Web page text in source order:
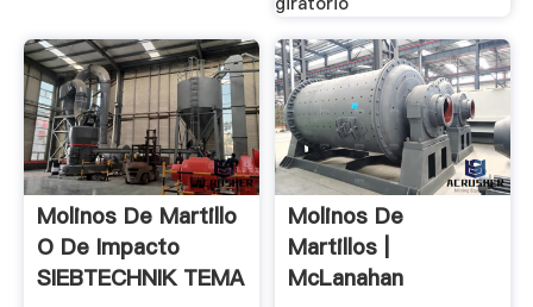
Molinos De Martillo
O De Impacto
SIEBTECHNIK TEMA
Molinos De
Martillos |
McLanahan